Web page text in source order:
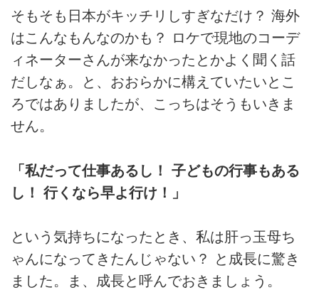
そもそも日本がキッチリしすぎなだけ？ 海外
はこんなもんなのかも？ ロケで現地のコーデ
ィネーターさんが来なかったとかよく聞く話
だしなぁ。と、おおらかに構えていたいとこ
ろではありましたが、こっちはそうもいきま
せん。
「私だって仕事あるし！ 子どもの行事もある
し！ 行くなら早よ行け！」
という気持ちになったとき、私は肝っ玉母ち
ゃんになってきたんじゃない？ と成長に驚き
ました。ま、成長と呼んでおきましょう。